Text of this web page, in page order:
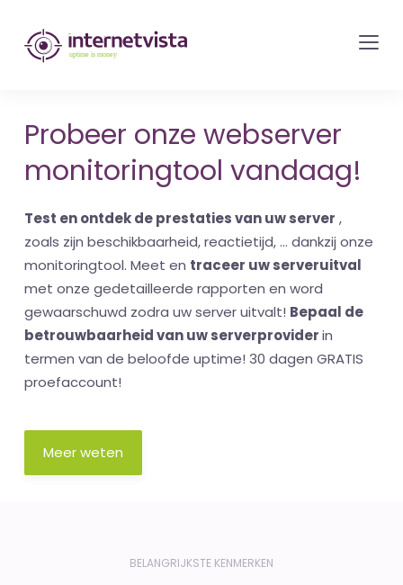
internetvista
monitoring
bewaking
van
websites
internetdiensten
-
Uptime
is
money
Probeer onze webserver
monitoringtool vandaag!
Test en ontdek de prestaties van uw server ,
zoals zijn beschikbaarheid, reactietijd, ... dankzij onze
monitoringtool. Meet en traceer uw serveruitval
met onze gedetailleerde rapporten en word
gewaarschuwd zodra uw server uitvalt! Bepaal de
betrouwbaarheid van uw serverproviderin
termen van de beloofde uptime! 30 dagen GRATIS
proefaccount!
Meer weten
BELANGRIJKSTE KENMERKEN